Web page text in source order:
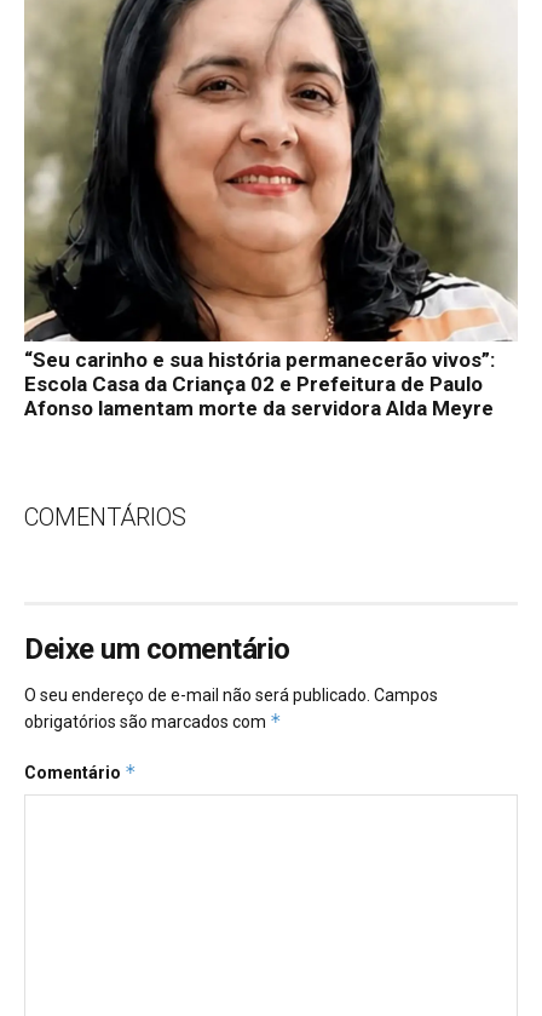
“Seu carinho e sua história permanecerão vivos”:
Escola Casa da Criança 02 e Prefeitura de Paulo
Afonso lamentam morte da servidora Alda Meyre
COMENTÁRIOS
Deixe um comentário
O seu endereço de e-mail não será publicado. Campos
obrigatórios são marcados com *
Comentário *